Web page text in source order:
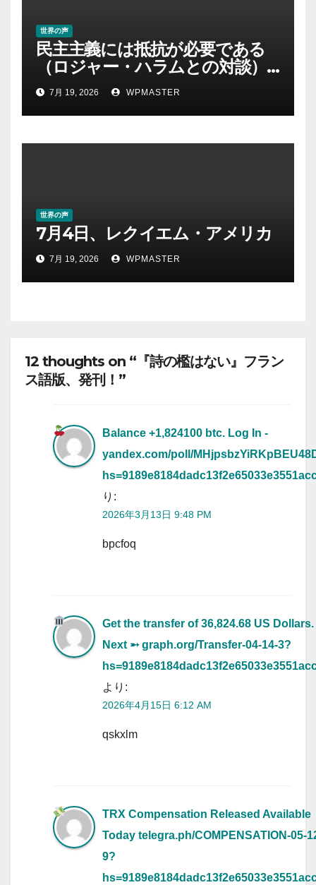
世界の声
民主主義には抵抗が必要である
（ロジャー・ハラムとの対談）
｜クリス・ヘッジズ・レポート
7月 19, 2026 WPMASTER
世界の声
7月4日、レクイエム・アメリカ
7月 19, 2026 WPMASTER
12 thoughts on “『詩の檻はない』フラン
ス語版、発刊！”
Balance +1,824100 btc. Log In -
yandex.com/poll/
り:
2026年3月13日 9:48 PM
bpcfoq
Get the transfer of 36,824.68 US Dollars.
Next ➵ graph.org/Transfer-04-14-3?
より:
2026年4月15日 6:12 AM
qskxlm
TRX Compensation Released Available
Today telegra.ph/COMPENSATION-05-
9?